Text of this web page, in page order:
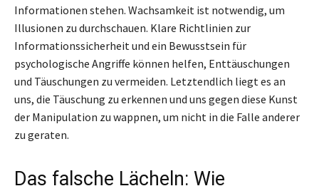
Informationen stehen. Wachsamkeit ist notwendig, um
Illusionen zu durchschauen. Klare Richtlinien zur
Informationssicherheit und ein Bewusstsein für
psychologische Angriffe können helfen, Enttäuschungen
und Täuschungen zu vermeiden. Letztendlich liegt es an
uns, die Täuschung zu erkennen und uns gegen diese Kunst
der Manipulation zu wappnen, um nicht in die Falle anderer
zu geraten.
Das falsche Lächeln: Wie